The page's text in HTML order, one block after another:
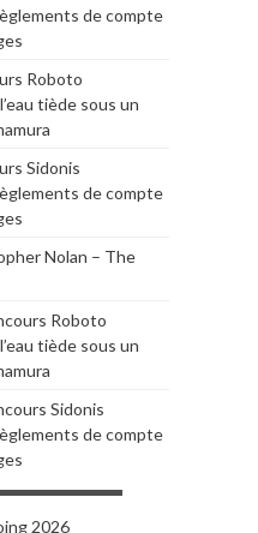
de compte
Roboto
tiède sous un
Sidonis
de compte
Nolan – The
Roboto
tiède sous un
Sidonis
de compte
2026